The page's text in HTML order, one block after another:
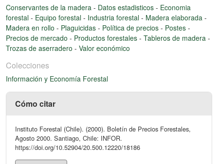
Conservantes de la madera - Datos estadisticos - Economia
forestal - Equipo forestal - Industria forestal - Madera elaborada -
Madera en rollo - Plaguicidas - Política de precios - Postes -
Precios de mercado - Productos forestales - Tableros de madera -
Trozas de aserradero - Valor económico
Colecciones
Información y Economía Forestal
Cómo citar
Instituto Forestal (Chile). (2000). Boletín de Precios Forestales,
Agosto 2000. Santiago, Chile: INFOR.
https://doi.org/10.52904/20.500.12220/18186